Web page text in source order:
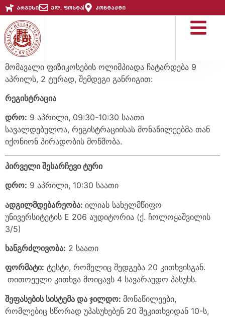
არგუსი ელ. ფოსტა კონტაქტი
მომავალი ფიზიკოსების ოლიმპიადა ჩატარდება 9
აპრილს, 2 ტურად, შემდეგი განრიგით:
რეგისტრაცია
დრო: 9 აპრილი, 09:30-10:30 საათი
სავალდებულოა, რეგისტრაციისას მონაწილეებმა თან
იქონიონ პირადობის მოწმობა.
პირველი შესარჩევი ტური
დრო: 9 აპრილი, 10:30 საათი
ადგილმდებარეობა: ილიას სახელმწიფო
უნივერსიტეტის E 206 აუდიტორია (ქ. ჩოლოყაშვილის
3/5)
ხანგრძლივობა: 2 საათი
ფორმატი: ტესტი, რომელიც შედგება 20 კითხვისგან.
თითოეული კითხვა მოიცავს 4 სავარაუდო პასუხს.
შეფასების სისტემა და ჯილდო: მონაწილეები,
რომლებიც სწორად უპასუხებენ 20 შეკითხვიდან 10-ს,